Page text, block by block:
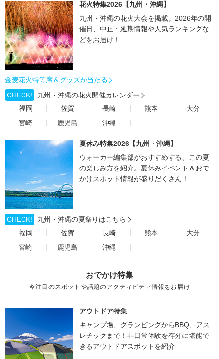
花火特集2026【九州・沖縄】
九州・沖縄の花火大会を掲載。2026年の開
催日、中止・延期情報や人気ランキングな
どをお届け！
金麦花火特等席＆グッズが当たる
CHECK!
九州・沖縄の花火開催カレンダー
福岡
佐賀 長崎 熊本
大分
宮崎
鹿児島 沖縄
夏休み特集2026【九州・沖縄】
ウォーカー編集部がおすすめする、この夏
の楽しみ方を紹介。夏休みイベント＆おで
かけスポット情報が盛りだくさん！
CHECK!
九州・沖縄の夏祭りはこちら
福岡
佐賀 長崎 熊本
大分
宮崎
鹿児島 沖縄
おでかけ特集
今注目のスポットや話題のアクティビティ情報をお届け
アウトドア特集
キャンプ場、グランピングからBBQ、アス
レチックまで！非日常体験を存分に堪能で
きるアウトドアスポットを紹介